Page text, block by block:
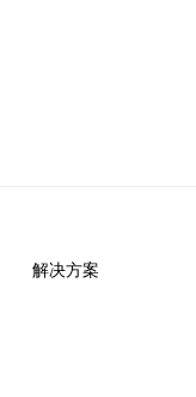
解决方案